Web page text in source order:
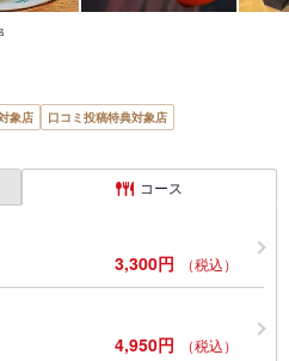
象店
口コミ投稿特典対象店
コース
3,300円 （税込）
4,950円 （税込）